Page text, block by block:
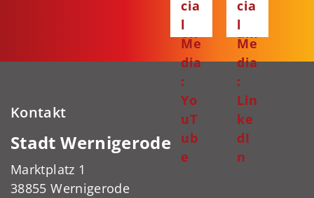
bo
ok
gr
am
cia
l
Me
dia
:
Yo
uT
ub
e
cia
l
Me
dia
:
Lin
ke
dI
n
Kontakt
Stadt Wernigerode
Marktplatz 1
38855 Wernigerode